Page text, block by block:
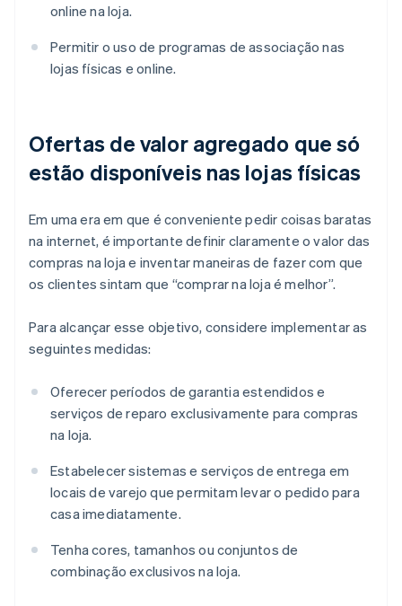
online na loja.
Permitir o uso de programas de associação nas
lojas físicas e online.
Ofertas de valor agregado que só
estão disponíveis nas lojas físicas
Em uma era em que é conveniente pedir coisas baratas
na internet, é importante definir claramente o valor das
compras na loja e inventar maneiras de fazer com que
os clientes sintam que “comprar na loja é melhor”.
Para alcançar esse objetivo, considere implementar as
seguintes medidas:
Oferecer períodos de garantia estendidos e
serviços de reparo exclusivamente para compras
na loja.
Estabelecer sistemas e serviços de entrega em
locais de varejo que permitam levar o pedido para
casa imediatamente.
Tenha cores, tamanhos ou conjuntos de
combinação exclusivos na loja.